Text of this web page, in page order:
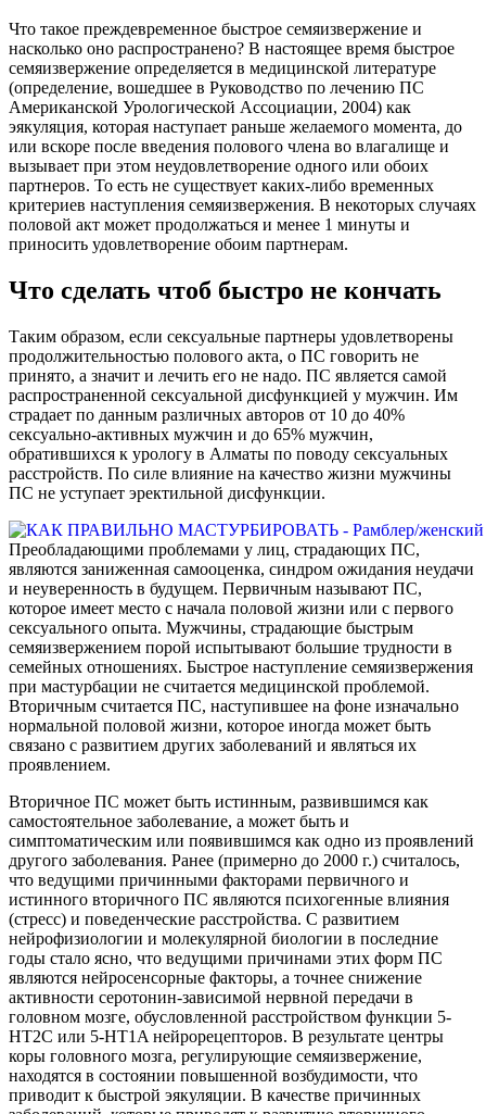
Что такое преждевременное быстрое семяизвержение и
насколько оно распространено? В настоящее время быстрое
семяизвержение определяется в медицинской литературе
(определение, вошедшее в Руководство по лечению ПС
Американской Урологической Ассоциации, 2004) как
эякуляция, которая наступает раньше желаемого момента, до
или вскоре после введения полового члена во влагалище и
вызывает при этом неудовлетворение одного или обоих
партнеров. То есть не существует каких-либо временных
критериев наступления семяизвержения. В некоторых случаях
половой акт может продолжаться и менее 1 минуты и
приносить удовлетворение обоим партнерам.
Что сделать чтоб быстро не кончать
Таким образом, если сексуальные партнеры удовлетворены
продолжительностью полового акта, о ПС говорить не
принято, а значит и лечить его не надо. ПС является самой
распространенной сексуальной дисфункцией у мужчин. Им
страдает по данным различных авторов от 10 до 40%
сексуально-активных мужчин и до 65% мужчин,
обратившихся к урологу в Алматы по поводу сексуальных
расстройств. По силе влияние на качество жизни мужчины
ПС не уступает эректильной дисфункции.
Преобладающими проблемами у лиц, страдающих ПС,
являются заниженная самооценка, синдром ожидания неудачи
и неуверенность в будущем. Первичным называют ПС,
которое имеет место с начала половой жизни или с первого
сексуального опыта. Мужчины, страдающие быстрым
семяизвержением порой испытывают большие трудности в
семейных отношениях. Быстрое наступление семяизвержения
при мастурбации не считается медицинской проблемой.
Вторичным считается ПС, наступившее на фоне изначально
нормальной половой жизни, которое иногда может быть
связано с развитием других заболеваний и являться их
проявлением.
Вторичное ПС может быть истинным, развившимся как
самостоятельное заболевание, а может быть и
симптоматическим или появившимся как одно из проявлений
другого заболевания. Ранее (примерно до 2000 г.) считалось,
что ведущими причинными факторами первичного и
истинного вторичного ПС являются психогенные влияния
(стресс) и поведенческие расстройства. С развитием
нейрофизиологии и молекулярной биологии в последние
годы стало ясно, что ведущими причинами этих форм ПС
являются нейросенсорные факторы, а точнее снижение
активности серотонин-зависимой нервной передачи в
головном мозге, обусловленной расстройством функции 5-
HT2C или 5-HT1A нейрорецепторов. В результате центры
коры головного мозга, регулирующие семяизвержение,
находятся в состоянии повышенной возбудимости, что
приводит к быстрой эякуляции. В качестве причинных